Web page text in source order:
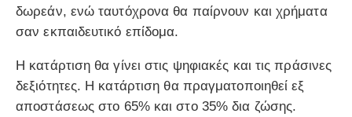
δωρεάν, ενώ ταυτόχρονα θα παίρνουν και χρήματα
σαν εκπαιδευτικό επίδομα.
Η κατάρτιση θα γίνει στις ψηφιακές και τις πράσινες
δεξιότητες. Η κατάρτιση θα πραγματοποιηθεί εξ
αποστάσεως στο 65% και στο 35% δια ζώσης.